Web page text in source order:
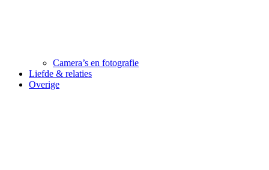
Camera’s en fotografie
Liefde & relaties
Overige